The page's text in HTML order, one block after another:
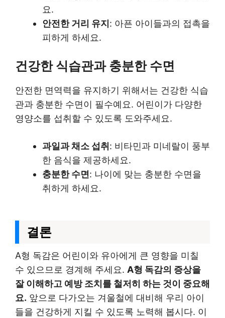
요.
안전한 거리 유지 : 아픈 아이들과의 접촉을
피하게 하세요.
건강한 식습관과 충분한 수면
안전한 면역력을 유지하기 위해서는 건강한 식습
관과 충분한 수면이 필수예요. 어린이가 다양한
영양소를 섭취할 수 있도록 도와주세요.
과일과 채소 섭취 : 비타민과 미네랄이 풍부
한 음식을 제공하세요.
충분한 수면 : 나이에 맞는 충분한 수면을
취하게 하세요.
결론
A형 독감은 어린이와 유아에게 큰 영향을 미칠
수 있으므로 경계해 주세요. A형 독감의 증상을
잘 이해하고 예방 조치를 철저히 하는 것이 중요해
요. 앞으로 다가오는 겨울철에 대비해 우리 아이
들을 건강하게 지킬 수 있도록 노력해 봅시다. 이